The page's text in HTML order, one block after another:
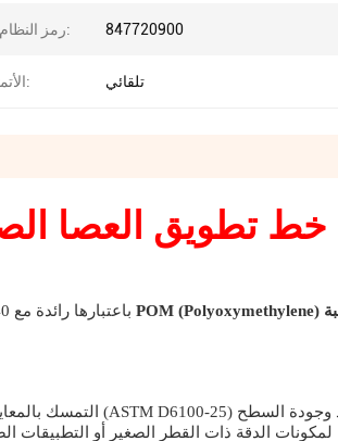
رمز النظام المنسق: 847720900
الأتمتة: تلقائي
باعتبارها رائدة مع 40 عاما من الخبرة في تصنيع معدات التطويق، يوان يقدم بفخر عالية الأداء
الدقة ذات القطر الصغير أو التطبيقات